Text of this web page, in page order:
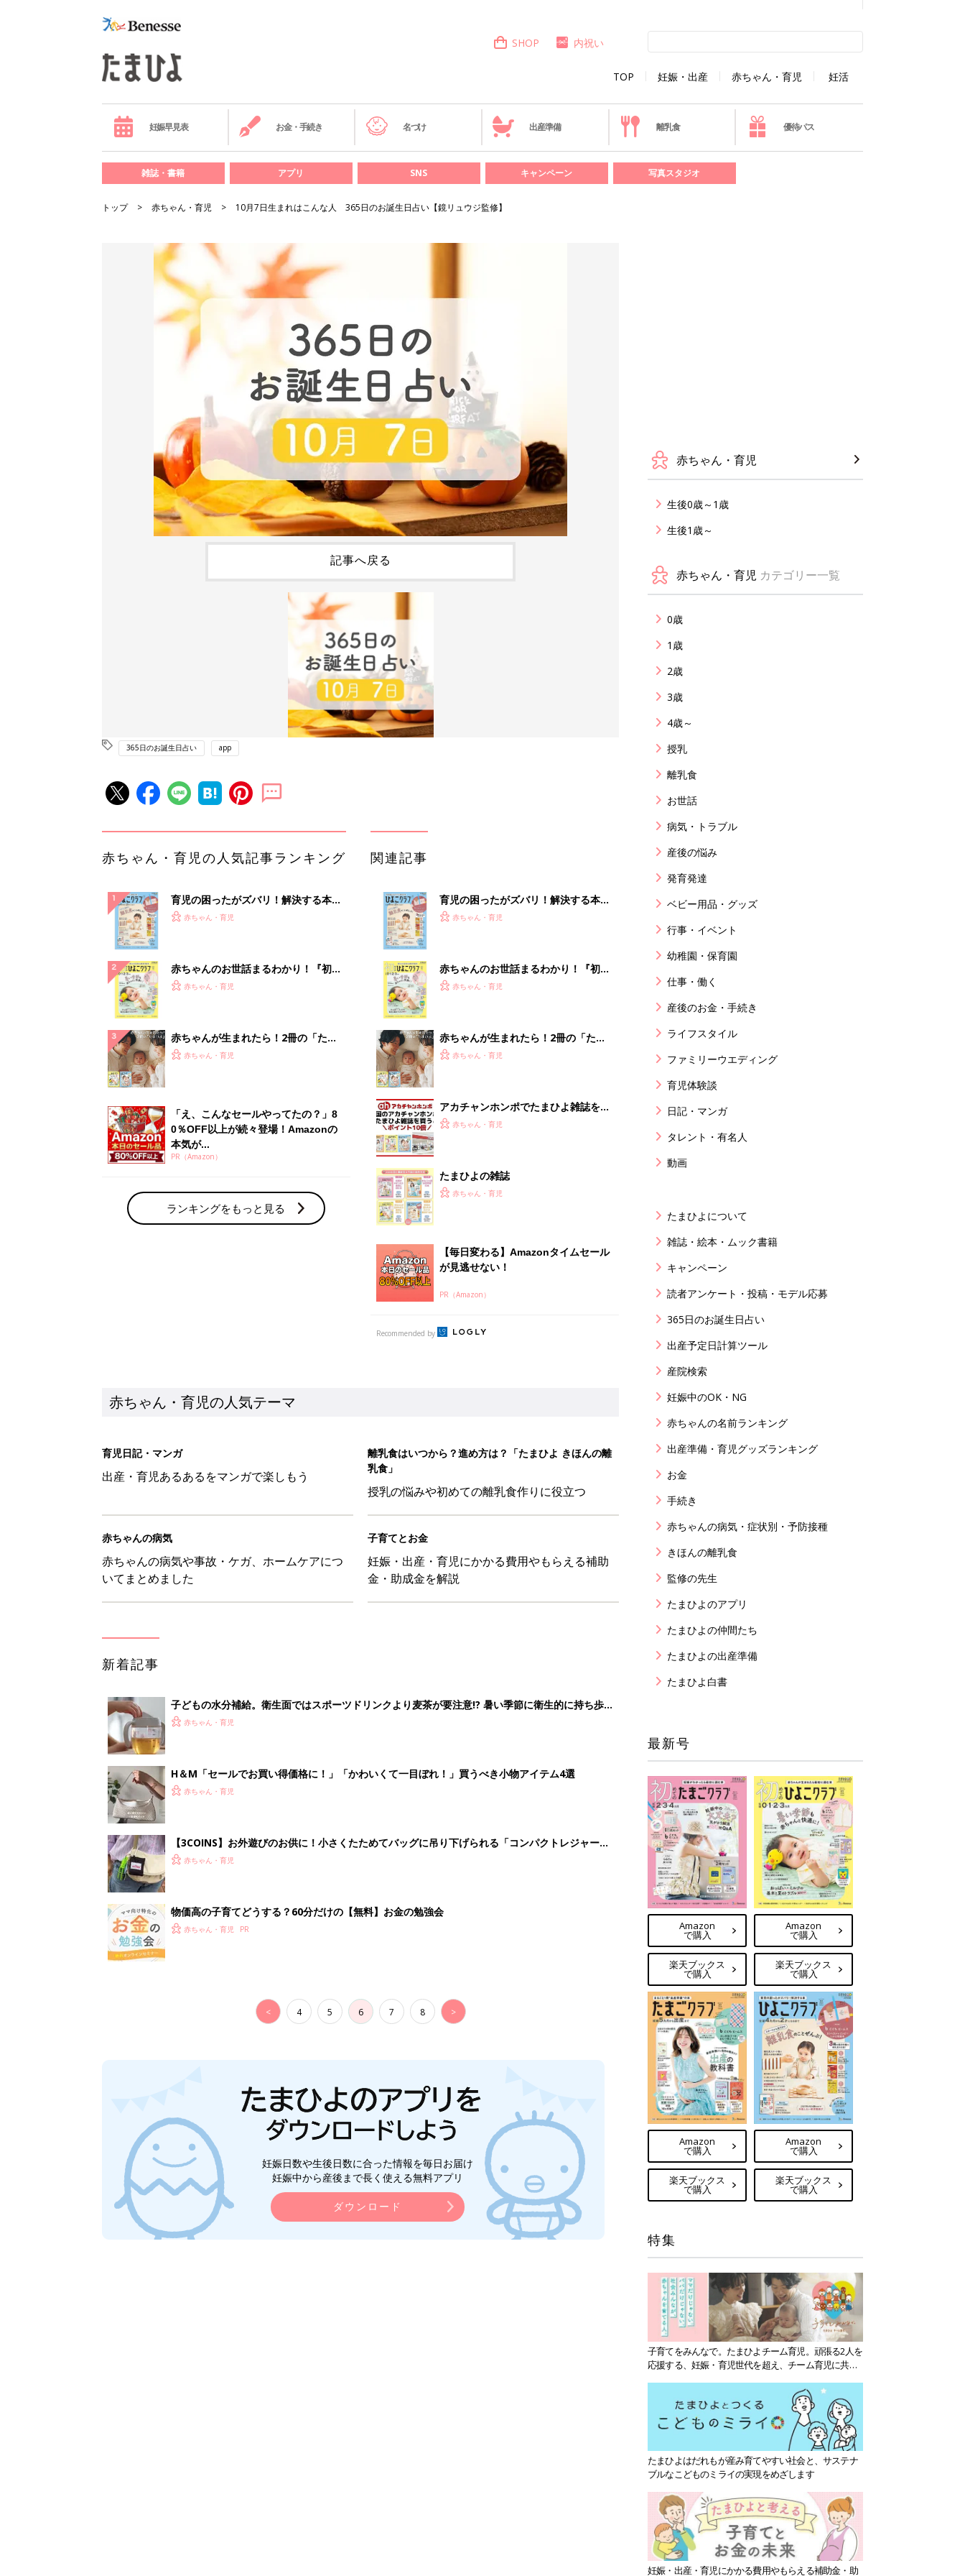
TOP 妊娠・出産 赤ちゃん・育児 妊活
SHOP 内祝い
妊娠早見表 お金・手続き 名づけ 出産準備 離乳食 優待パス
雑誌・書籍 アプリ SNS キャンペーン 写真スタジオ
トップ 赤ちゃん・育児 10月7日生まれはこんな人 365日のお誕生日占い【鏡リュウジ監修】
記事へ戻る
365日のお誕生日占い app
赤ちゃん・育児の人気記事ランキング
育児の困ったがズバリ！解決する本
『ひよこクラブ 秋号』 4カ月～2才
赤ちゃん・育児
赤ちゃんのお世話まるわかり！『初め
てのひよこクラブ 夏号』〈巻頭大特
赤ちゃん・育児
赤ちゃんが生まれたら！2冊の「たま
ひよ」
赤ちゃん・育児
「え、こんなセールやってたの？」8
0％OFF以上が続々登場！Amazonの
本気が...
PR（Amazon）
ランキングをもっと見る
関連記事
育児の困ったがズバリ！解決する本
『ひよこクラブ 秋号』 4カ月～2才
赤ちゃん・育児
赤ちゃんのお世話まるわかり！『初め
てのひよこクラブ 夏号』〈巻頭大特
赤ちゃん・育児
赤ちゃんが生まれたら！2冊の「たま
ひよ」
赤ちゃん・育児
アカチャンホンポでたまひよ雑誌を買
うとポイント10倍【期間限定】
赤ちゃん・育児
たまひよの雑誌
赤ちゃん・育児
【毎日変わる】Amazonタイムセール
が見逃せない！
PR（Amazon）
Recommended by
赤ちゃん・育児の人気テーマ
育児日記・マンガ
出産・育児あるあるをマンガで楽しもう
離乳食はいつから？進め方は？「たまひよ きほんの離
乳食」
授乳の悩みや初めての離乳食作りに役立つ
赤ちゃんの病気
赤ちゃんの病気や事故・ケガ、ホームケアにつ
いてまとめました
子育てとお金
妊娠・出産・育児にかかる費用やもらえる補助
金・助成金を解説
新着記事
子どもの水分補給。衛生面ではスポーツドリンクより麦茶が要注意!? 暑い季節に衛生的に持ち歩
く3つのコツとは？【専門家監修】
赤ちゃん・育児
H＆М「セールでお買い得価格に！」「かわいくて一目ぼれ！」買うべき小物アイテム4選
赤ちゃん・育児
【3COINS】お外遊びのお供に！小さくたためてバッグに吊り下げられる「コンパクトレジャーシ
ート」
赤ちゃん・育児
物価高の子育てどうする？60分だけの【無料】お金の勉強会
赤ちゃん・育児
< 4 5 6 7 8 >
妊娠日数や生後日数に合った情報を毎日お届け
妊娠中から産後まで長く使える無料アプリ
ダウンロード
赤ちゃん・育児
生後0歳～1歳
生後1歳～
赤ちゃん・育児 カテゴリー一覧
0歳
1歳
2歳
3歳
4歳～
授乳
離乳食
お世話
病気・トラブル
産後の悩み
発育発達
ベビー用品・グッズ
行事・イベント
幼稚園・保育園
仕事・働く
産後のお金・手続き
ライフスタイル
ファミリーウエディング
育児体験談
日記・マンガ
タレント・有名人
動画
たまひよについて
雑誌・絵本・ムック書籍
キャンペーン
読者アンケート・投稿・モデル応募
365日のお誕生日占い
出産予定日計算ツール
産院検索
妊娠中のOK・NG
赤ちゃんの名前ランキング
出産準備・育児グッズランキング
お金
手続き
赤ちゃんの病気・症状別・予防接種
きほんの離乳食
監修の先生
たまひよのアプリ
たまひよの仲間たち
たまひよの出産準備
たまひよ白書
最新号
Amazon
で購入
楽天ブックス
で購入
Amazon
で購入
楽天ブックス
で購入
Amazon
で購入
楽天ブックス
で購入
Amazon
で購入
楽天ブックス
で購入
特集
子育てをみんなで。たまひよチーム育児。頑張る2人を
応援する、妊娠・育児世代を超え、チーム育児に共感
たまひよはだれもが産み育てやすい社会と、サステナ
ブルなこどものミライの実現をめざします
妊娠・出産・育児にかかる費用やもらえる補助金・助